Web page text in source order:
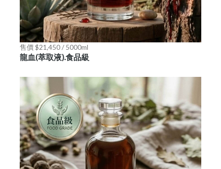
售價 $21,450 / 5000ml
龍血(萃取液).食品級